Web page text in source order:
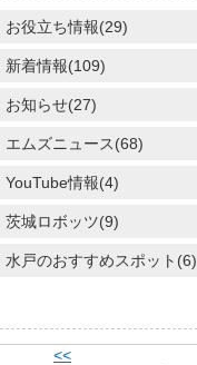
お役立ち情報(29)
新着情報(109)
お知らせ(27)
エムズニュース(68)
YouTube情報(4)
茨城ロボッツ(9)
水戸のおすすめスポット(6)
<<